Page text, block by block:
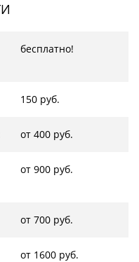
бесплатно!
150 руб.
от 400 руб.
от 900 руб.
от 700 руб.
от 1600 руб.